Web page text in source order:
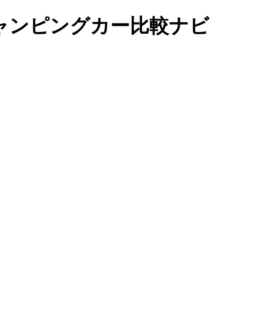
ンピングカー比較ナビ